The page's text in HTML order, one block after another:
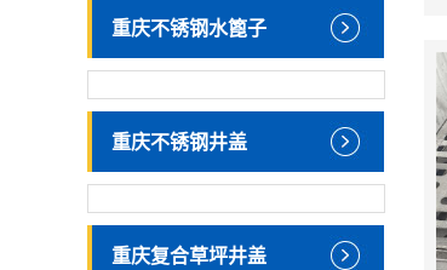
重庆不锈钢水篦子
重庆不锈钢井盖
重庆复合草坪井盖